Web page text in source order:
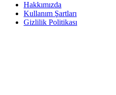
Hakkımızda
Kullanım Şartları
Gizlilik Politikası